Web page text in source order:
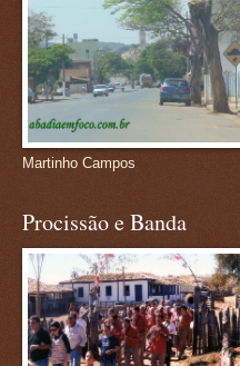
Martinho Campos
Procissão e Banda